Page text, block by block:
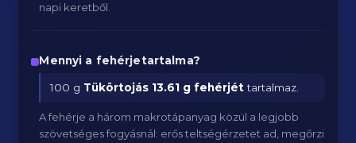
napi keretből.
Mennyi a fehérjetartalma?
100 g Tükörtojás 13.61 g fehérjéttartalmaz.
A fehérje a három makrotápanyag közül a legjobb
szövetséges fogyásnál: erős teltségérzetet ad, megőrzi